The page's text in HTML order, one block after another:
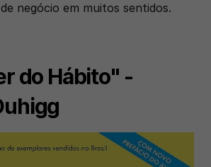
negócio em muitos sentidos.
do Hábito" -